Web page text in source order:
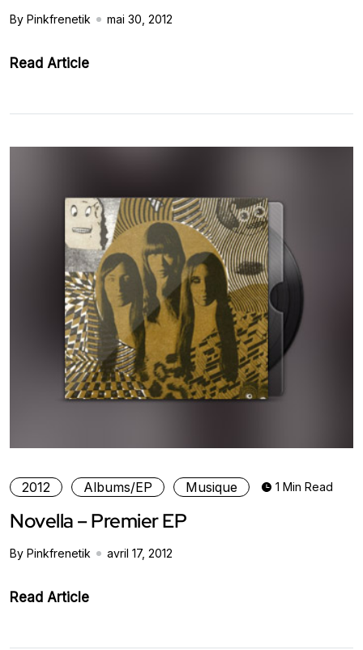
By Pinkfrenetik mai 30, 2012
Read Article
2012 Albums/EP Musique 1 Min Read
Novella – Premier EP
By Pinkfrenetik avril 17, 2012
Read Article